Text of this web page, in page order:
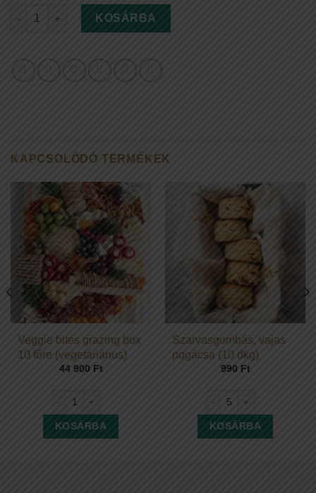
Dear Premium grazing box 10 főre mennyiség
KOSÁRBA
KAPCSOLÓDÓ TERMÉKEK
Veggie bites grazing box
10 főre (vegetáriánus)
44 900 Ft
KOSÁRBA
Szarvasgombás, vajas
pogácsa (10 dkg)
990 Ft
KOSÁRBA
(10 dkg) mennyiség